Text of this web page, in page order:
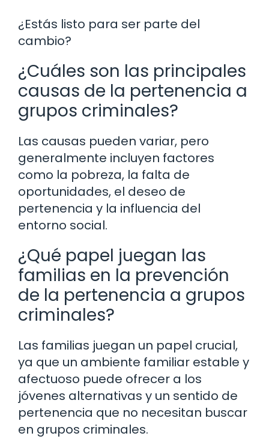
¿Estás listo para ser parte del
cambio?
¿Cuáles son las principales
causas de la pertenencia a
grupos criminales?
Las causas pueden variar, pero
generalmente incluyen factores
como la pobreza, la falta de
oportunidades, el deseo de
pertenencia y la influencia del
entorno social.
¿Qué papel juegan las
familias en la prevención
de la pertenencia a grupos
criminales?
Las familias juegan un papel crucial,
ya que un ambiente familiar estable y
afectuoso puede ofrecer a los
jóvenes alternativas y un sentido de
pertenencia que no necesitan buscar
en grupos criminales.